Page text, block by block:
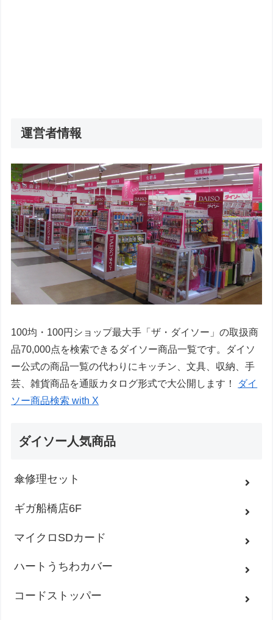
運営者情報
100均・100円ショップ最大手「ザ・ダイソー」の取扱商
品70,000点を検索できるダイソー商品一覧です。ダイソ
ー公式の商品一覧の代わりにキッチン、文具、収納、手
芸、雑貨商品を通販カタログ形式で大公開します！
ダイ
ソー商品検索 with X
ダイソー人気商品
傘修理セット
ギガ船橋店6F
マイクロSDカード
ハートうちわカバー
コードストッパー